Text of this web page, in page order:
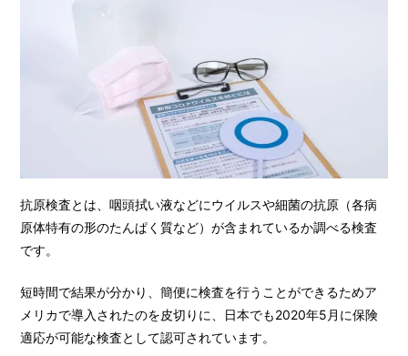
抗原検査とは、咽頭拭い液などにウイルスや細菌の抗原（各病
原体特有の形のたんぱく質など）が含まれているか調べる検査
です。
短時間で結果が分かり、簡便に検査を行うことができるためア
メリカで導入されたのを皮切りに、日本でも2020年5月に保険
適応が可能な検査として認可されています。